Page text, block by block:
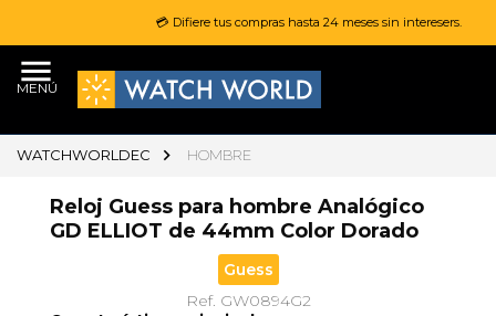
💳 Difiere tus compras hasta 24 meses sin interesers.
MENÚ
WATCHWORLDEC HOMBRE
Reloj Guess para hombre Analógico
GD ELLIOT de 44mm Color Dorado
Guess
Ref. GW0894G2